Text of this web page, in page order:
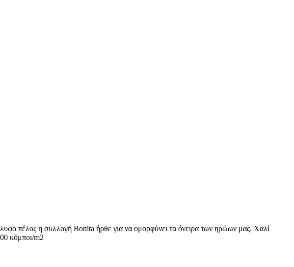
πέλος η συλλογή Bonita ήρθε για να ομορφύνει τα όνειρα των ηρώων μας. Χαλί
κόμποι/m2